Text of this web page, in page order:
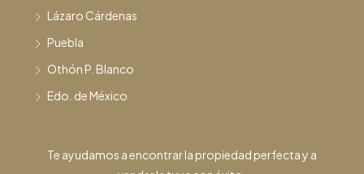
Lázaro Cárdenas
Puebla
Othón P. Blanco
Edo. de México
Te ayudamos a encontrar la propiedad perfecta y a